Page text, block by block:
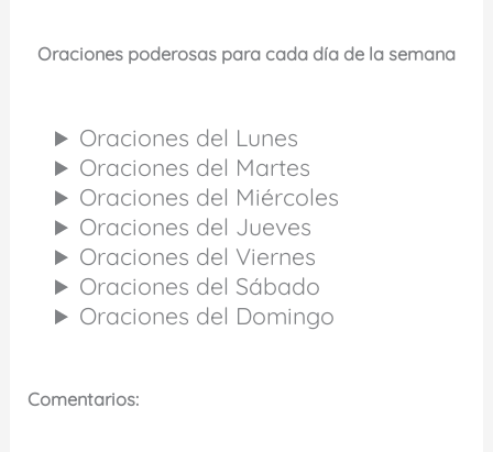
Oraciones poderosas para cada día de la semana
Oraciones del Lunes
Oraciones del Martes
Oraciones del Miércoles
Oraciones del Jueves
Oraciones del Viernes
Oraciones del Sábado
Oraciones del Domingo
Comentarios: